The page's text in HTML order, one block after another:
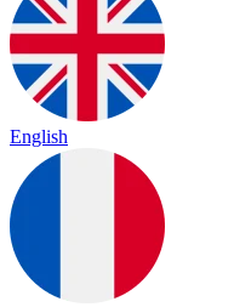
English